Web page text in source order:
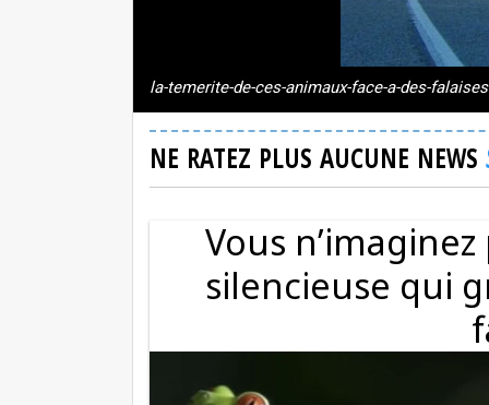
la-temerite-de-ces-animaux-face-a-des-
NE RATEZ PLUS AUCUNE NEWS
Vous
silencieuse qui